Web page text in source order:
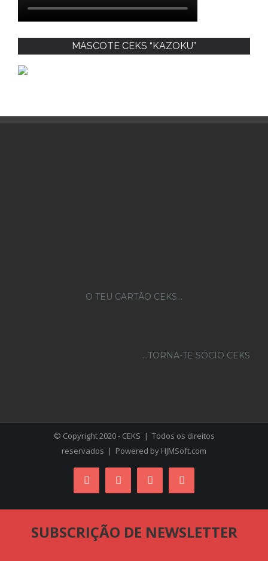
MASCOTE CEKS “KAZOKU”
O TEU CARTÃO CEKS…
...TORNA-TE SÓCIO CEKS
© Copyright 2020 - CEKS | Todos os direitos
reservados | Powered by HJMSoft.com
FacebookInstagramYouTubeSkype
SUBSCRIÇÃO DE NEWSLETTER